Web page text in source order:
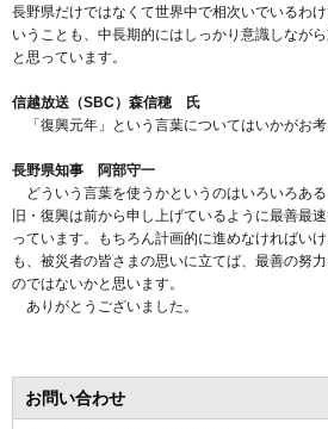
長野県だけではなくて世界中で相次いでいるわ
いうことも、中長期的にはしっかり意識しなが
と思っています。
信越放送（SBC）森信穂 氏
「復興元年」という言葉についてはいかがお考
長野県知事 阿部守一
どういう言葉を使うかというのはいろいろあ
旧・復興は前から申し上げているように最善最
っています。もちろん計画的に進めなければい
も、被災者の皆さまの思いに立てば、最善の努
のではないかと思います。
ありがとうございました。
お問い合わせ